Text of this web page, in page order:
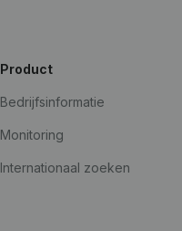
Product
Bedrijfsinformatie
Monitoring
Internationaal zoeken